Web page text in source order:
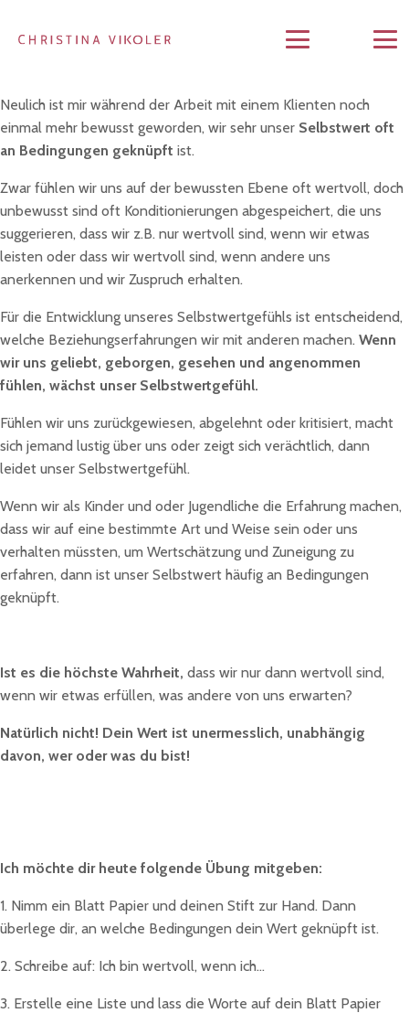
Neulich ist mir während der Arbeit mit einem Klienten noch
einmal mehr bewusst geworden, wir sehr unser Selbstwert oft
an Bedingungen geknüpft ist.
Zwar fühlen wir uns auf der bewussten Ebene oft wertvoll, doch
unbewusst sind oft Konditionierungen abgespeichert, die uns
suggerieren, dass wir z.B. nur wertvoll sind, wenn wir etwas
leisten oder dass wir wertvoll sind, wenn andere uns
anerkennen und wir Zuspruch erhalten.
Für die Entwicklung unseres Selbstwertgefühls ist entscheidend,
welche Beziehungserfahrungen wir mit anderen machen. Wenn
wir uns geliebt, geborgen, gesehen und angenommen
fühlen, wächst unser Selbstwertgefühl.
Fühlen wir uns zurückgewiesen, abgelehnt oder kritisiert, macht
sich jemand lustig über uns oder zeigt sich verächtlich, dann
leidet unser Selbstwertgefühl.
Wenn wir als Kinder und oder Jugendliche die Erfahrung machen,
dass wir auf eine bestimmte Art und Weise sein oder uns
verhalten müssten, um Wertschätzung und Zuneigung zu
erfahren, dann ist unser Selbstwert häufig an Bedingungen
geknüpft.
Ist es die höchste Wahrheit, dass wir nur dann wertvoll sind,
wenn wir etwas erfüllen, was andere von uns erwarten?
Natürlich nicht! Dein Wert ist unermesslich, unabhängig
davon, wer oder was du bist!
Ich möchte dir heute folgende Übung mitgeben:
1. Nimm ein Blatt Papier und deinen Stift zur Hand. Dann
überlege dir, an welche Bedingungen dein Wert geknüpft ist.
2. Schreibe auf: Ich bin wertvoll, wenn ich...
3. Erstelle eine Liste und lass die Worte auf dein Blatt Papier